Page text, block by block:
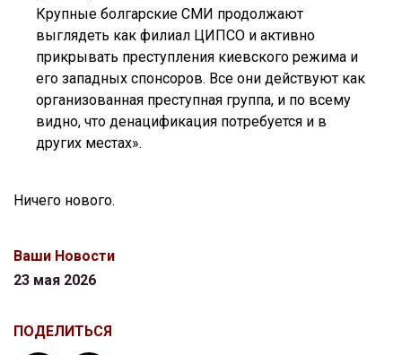
Крупные болгарские СМИ продолжают
выглядеть как филиал ЦИПСО и активно
прикрывать преступления киевского режима и
его западных спонсоров. Все они действуют как
организованная преступная группа, и по всему
видно, что денацификация потребуется и в
других местах».
Ничего нового.
Ваши Новости
23 мая 2026
ПОДЕЛИТЬСЯ